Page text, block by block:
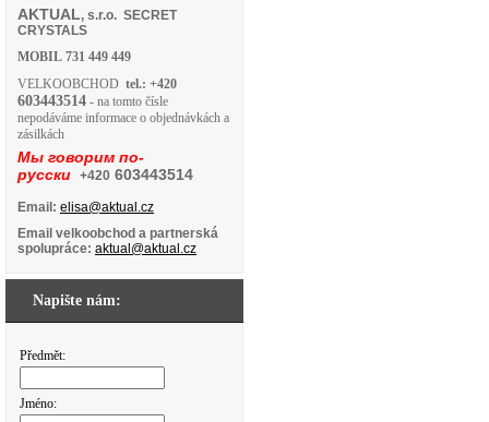
AKTUAL, s.r.o. SECRET
CRYSTALS
MOBIL 731 449 449
VELKOOBCHOD tel.: +420
603443514 - na tomto čísle
nepodáváme informace o objednávkách a
zásilkách
Мы говорим по-
русски +420 603443514
Email: elisa@aktual.cz
Email velkoobchod a partnerská
spolupráce: aktual@aktual.cz
Napište nám:
Předmět:
Jméno: